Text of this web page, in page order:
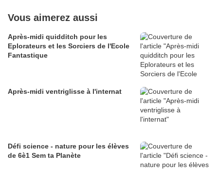
Vous aimerez aussi
Après-midi quidditch pour les
Eplorateurs et les Sorciers de l'Ecole
Fantastique
Après-midi ventriglisse à l'internat
Défi science - nature pour les élèves
de 6è1 Sem ta Planète